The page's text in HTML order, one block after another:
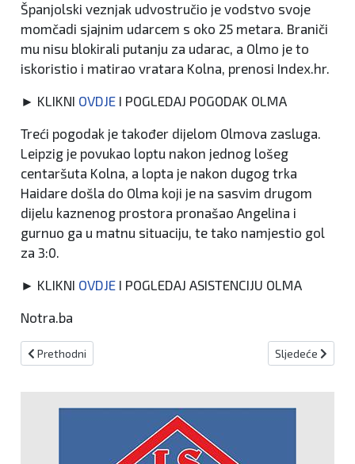
Španjolski veznjak udvostručio je vodstvo svoje
momčadi sjajnim udarcem s oko 25 metara. Braniči
mu nisu blokirali putanju za udarac, a Olmo je to
iskoristio i matirao vratara Kolna, prenosi Index.hr.
► KLIKNI OVDJE I POGLEDAJ POGODAK OLMA
Treći pogodak je također dijelom Olmova zasluga.
Leipzig je povukao loptu nakon jednog lošeg
centaršuta Kolna, a lopta je nakon dugog trka
Haidare došla do Olma koji je na sasvim drugom
dijelu kaznenog prostora pronašao Angelina i
gurnuo ga u matnu situaciju, te tako namjestio gol
za 3:0.
► KLIKNI OVDJE I POGLEDAJ ASISTENCIJU OLMA
Notra.ba
Prethodni članak: Pongračić tuži svoj klub?
Prethodni Sljedeći
Sljedeće